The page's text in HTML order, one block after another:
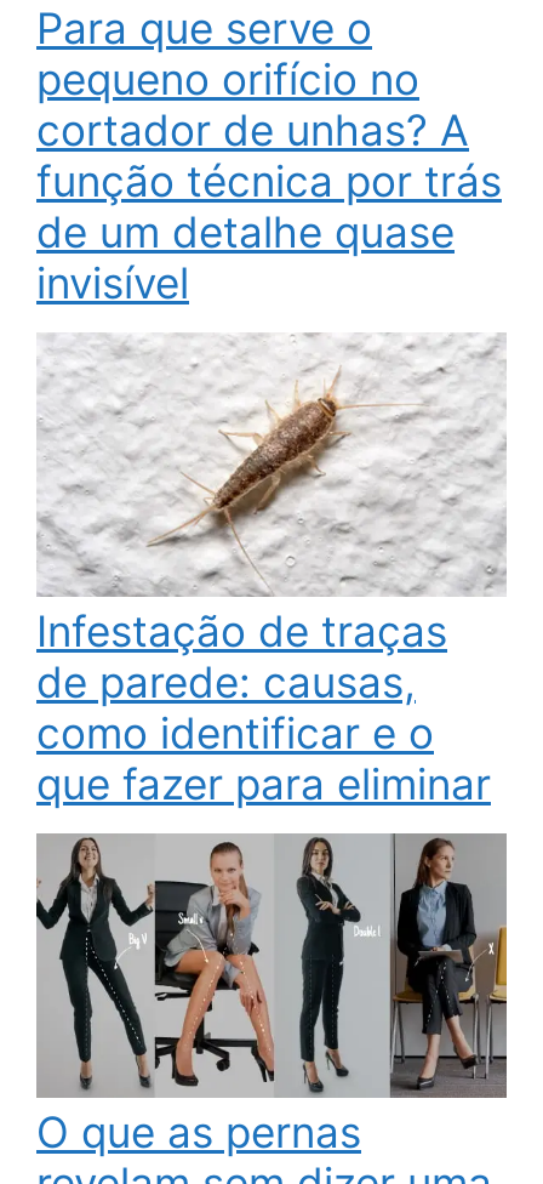
Para que serve o
pequeno orifício no
cortador de unhas? A
função técnica por trás
de um detalhe quase
invisível
Infestação de traças
de parede: causas,
como identificar e o
que fazer para eliminar
O que as pernas